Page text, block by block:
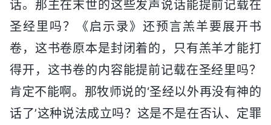
话。那主在末世的这些发声说话能提前记载在
圣经里吗？《启示录》还预言羔羊要展开书
卷，这书卷原本是封闭着的，只有羔羊才能打
得开，这书卷的内容能提前记载在圣经里吗？
肯定不能啊。那牧师说的‘圣经以外再没有神的
话了’这种说法成立吗？这是不是在否认、定罪